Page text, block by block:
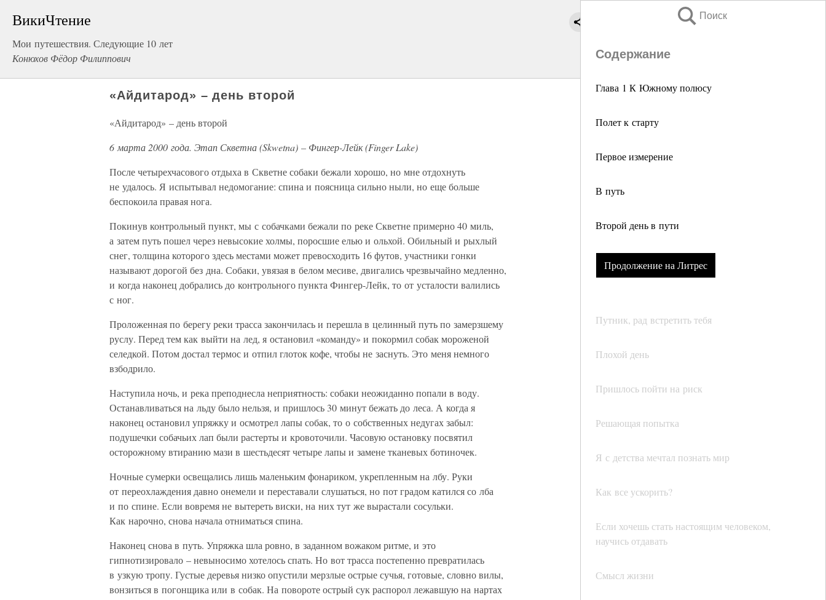
ВикиЧтение
Мои путешествия. Следующие 10 лет
Конюхов Фёдор Филиппович
Поиск
Содержание
Глава 1 К Южному полюсу
Полет к старту
Первое измерение
В путь
Второй день в пути
Продолжение на Литрес
Путник, рад встретить тебя
Плохой день
Пришлось пойти на риск
Решающая попытка
Я с детства мечтал познать мир
Как все ускорить?
Если хочешь стать настоящим человеком,
научись отдавать
Смысл жизни
«Айдитарод» – день второй
«Айдитарод» – день второй
6 марта 2000 года. Этап Скветна (Skwetna) – Фингер-Лейк (Finger Lake)
После четырехчасового отдыха в Скветне собаки бежали хорошо, но мне отдохнуть
не удалось. Я испытывал недомогание: спина и поясница сильно ныли, но еще больше
беспокоила правая нога.
Покинув контрольный пункт, мы с собачками бежали по реке Скветне примерно 40 миль,
а затем путь пошел через невысокие холмы, поросшие елью и ольхой. Обильный и рыхлый
снег, толщина которого здесь местами может превосходить 16 футов, участники гонки
называют дорогой без дна. Собаки, увязая в белом месиве, двигались чрезвычайно медленно,
и когда наконец добрались до контрольного пункта Фингер-Лейк, то от усталости валились
с ног.
Проложенная по берегу реки трасса закончилась и перешла в целинный путь по замерзшему
руслу. Перед тем как выйти на лед, я остановил «команду» и покормил собак мороженой
селедкой. Потом достал термос и отпил глоток кофе, чтобы не заснуть. Это меня немного
взбодрило.
Наступила ночь, и река преподнесла неприятность: собаки неожиданно попали в воду.
Останавливаться на льду было нельзя, и пришлось 30 минут бежать до леса. А когда я
наконец остановил упряжку и осмотрел лапы собак, то о собственных недугах забыл:
подушечки собачьих лап были растерты и кровоточили. Часовую остановку посвятил
осторожному втиранию мази в шестьдесят четыре лапы и замене тканевых ботиночек.
Ночные сумерки освещались лишь маленьким фонариком, укрепленным на лбу. Руки
от переохлаждения давно онемели и переставали слушаться, но пот градом катился со лба
и по спине. Если вовремя не вытереть виски, на них тут же вырастали сосульки.
Как нарочно, снова начала отниматься спина.
Наконец снова в путь. Упряжка шла ровно, в заданном вожаком ритме, и это
гипнотизировало – невыносимо хотелось спать. Но вот трасса постепенно превратилась
в узкую тропу. Густые деревья низко опустили мерзлые острые сучья, готовые, словно вилы,
вонзиться в погонщика или в собак. На повороте острый сук распорол лежавшую на нартах